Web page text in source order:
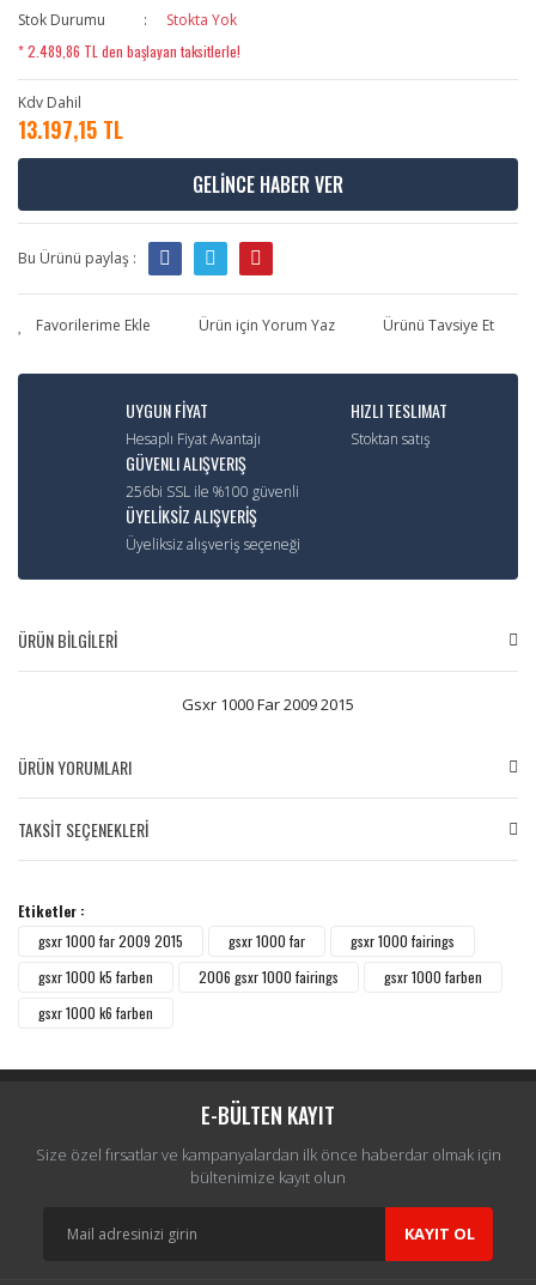
Stok Durumu
Stokta Yok
* 2.489,86 TL den başlayan taksitlerle!
Kdv Dahil
13.197,15 TL
GELİNCE HABER VER
Bu Ürünü paylaş :
Ürün için Yorum Yaz Ürünü Tavsiye Et
UYGUN FİYAT
Hesaplı Fiyat Avantajı
HIZLI TESLIMAT
Stoktan satış
GÜVENLI ALIŞVERIŞ
256bi SSL ile %100 güvenli
ÜYELİKSİZ ALIŞVERİŞ
Üyeliksiz alışveriş seçeneği
ÜRÜN BİLGİLERİ
Gsxr 1000 Far 2009 2015
ÜRÜN YORUMLARI
TAKSİT SEÇENEKLERİ
Etiketler :
gsxr 1000 far 2009 2015
gsxr 1000 far
gsxr 1000 fairings
gsxr 1000 k5 farben
2006 gsxr 1000 fairings
gsxr 1000 farben
gsxr 1000 k6 farben
E-BÜLTEN KAYIT
Size özel fırsatlar ve kampanyalardan ilk önce haberdar olmak için
bültenimize kayıt olun
KAYIT OL